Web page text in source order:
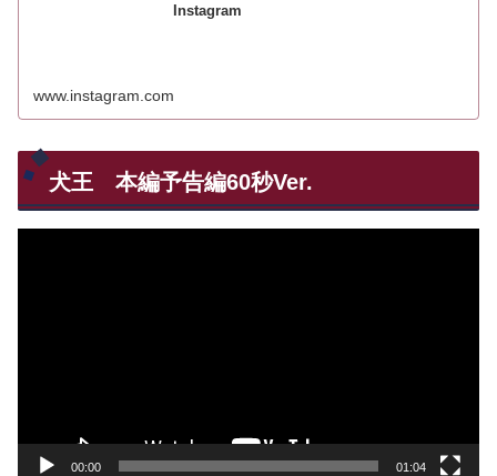
Instagram
www.instagram.com
犬王 本編予告編60秒Ver.
00:00 01:04